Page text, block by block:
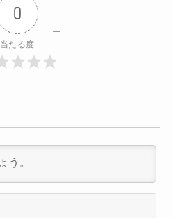
0
当たる度